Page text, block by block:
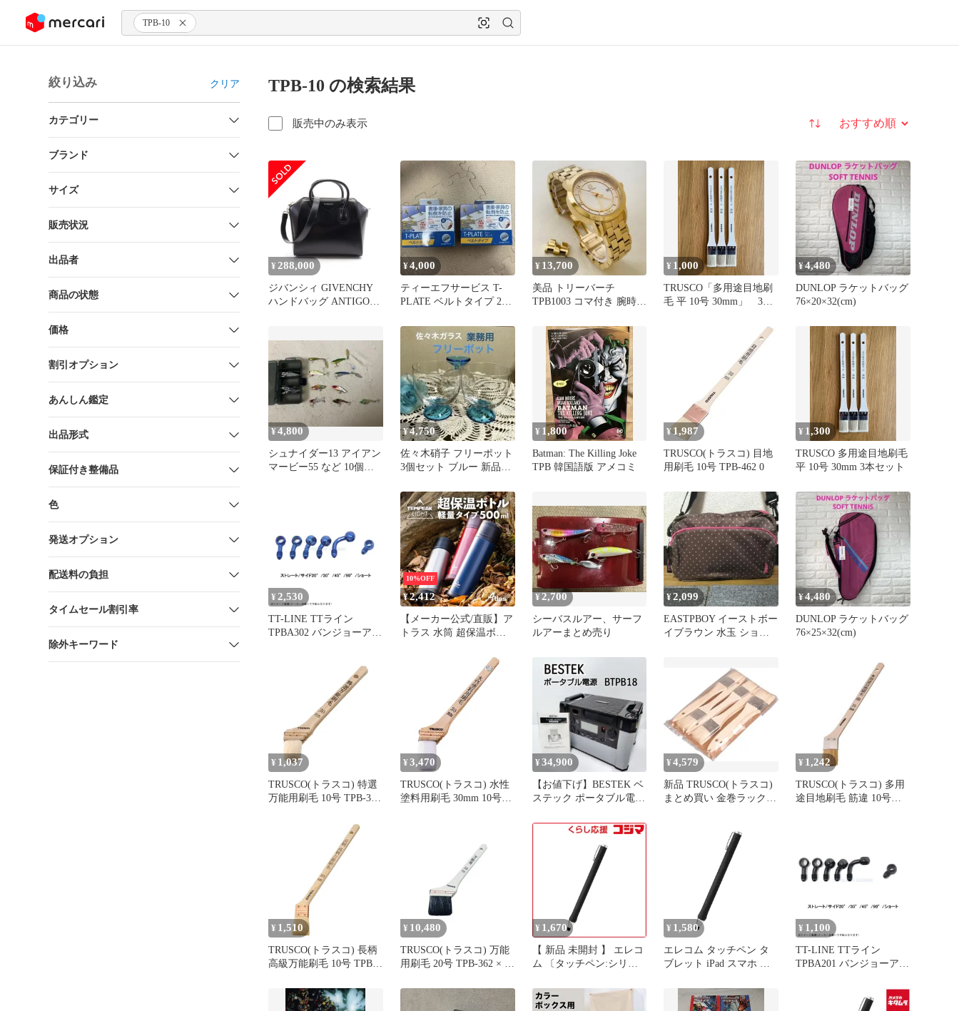
ツにスキップ TPB-10
絞り込み クリア
カテゴリー
ブランド
サイズ
販売状況
出品者
商品の状態
価格
割引オプション
あんしん鑑定
出品形式
保証付き整備品
色
発送オプション
配送料の負担
タイムセール割引率
除外キーワード
TPB-10 の検索結果
販売中のみ表示 並び替え
¥ 288,000
ジバンシィ GIVENCHY
ハンドバッグ ANTIGONA
ーバッグ レディース 新
品
¥4,000
ティーエフサービス T-
PLATE ベルトタイプ 2個
¥ 13,700
美品 トリーバーチ
TPB1003 コマ付き 腕時計
¥ 1,000
TRUSCO「多用途目地刷
毛 平 10号 30mm」 3本
¥4,480
DUNLOP ラケットバッグ
76×20×32(cm)
¥4,800
シュナイダー13 アイアン
マービー55 など 10個セ
¥4,750
佐々木硝子 フリーポット
3個セット ブルー 新品未
¥ 1,800
Batman: The Killing Joke
TPB 韓国語版 アメコミ
¥1,987
TRUSCO(トラスコ) 目地
用刷毛 10号 TPB-462 0
¥ 1,300
TRUSCO 多用途目地刷毛
平 10号 30mm 3本セット
¥ 2,530
TT-LINE TTライン
TPBA302 バンジョーアダ
10%OFF
¥2,412
【メーカー公式/直販】ア
トラス 水筒 超保温ボト
保温 真空断熱5層構造 ス
テンレス 国内最強レベル
の保温力 スリム アウト
ドア 登山 テンピークラ
イト ATPBL-500
¥ 2,700
シーバスルアー、サーフ
ルアーまとめ売り
¥2,099
EASTPBOY イーストボー
イブラウン 水玉 ショル
¥4,480
DUNLOP ラケットバッグ
76×25×32(cm)
¥ 1,037
TRUSCO(トラスコ) 特選
万能用刷毛 10号 TPB-341
¥ 3,470
TRUSCO(トラスコ) 水性
塗料用刷毛 30mm 10号
¥34,900
【お値下げ】BESTEK ベ
ステック ポータブル電源
¥4,579
新品 TRUSCO(トラスコ)
まとめ買い 金巻ラック刷
¥ 1,242
TRUSCO(トラスコ) 多用
途目地刷毛 筋違 10号
¥ 1,510
TRUSCO(トラスコ) 長柄
高級万能刷毛 10号 TPB-
¥ 10,480
TRUSCO(トラスコ) 万能
用刷毛 20号 TPB-362 × 10
¥ 1,670
【 新品 未開封 】 エレコ
ム 〔タッチペン:シリコ
ブラック P-TPBPENBK
未使用 送料無料
¥ 1,580
エレコム タッチペン タ
ブレット iPad スマホ ボ
太軸 ブラック タブレッ
ト学習 学校 子供 キッズ
¥ 1,100
TT-LINE TTライン
TPBA201 バンジョーアダ